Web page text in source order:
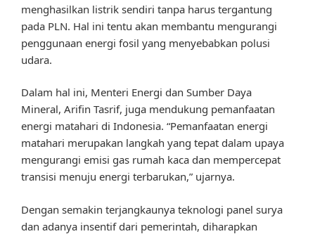
menghasilkan listrik sendiri tanpa harus tergantung
pada PLN. Hal ini tentu akan membantu mengurangi
penggunaan energi fosil yang menyebabkan polusi
udara.
Dalam hal ini, Menteri Energi dan Sumber Daya
Mineral, Arifin Tasrif, juga mendukung pemanfaatan
energi matahari di Indonesia. “Pemanfaatan energi
matahari merupakan langkah yang tepat dalam upaya
mengurangi emisi gas rumah kaca dan mempercepat
transisi menuju energi terbarukan,” ujarnya.
Dengan semakin terjangkaunya teknologi panel surya
dan adanya insentif dari pemerintah, diharapkan